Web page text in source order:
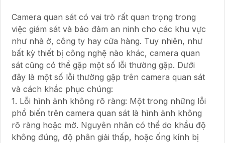
Camera quan sát có vai trò rất quan trọng trong
việc giám sát và bảo đảm an ninh cho các khu vực
như nhà ở, công ty hay cửa hàng. Tuy nhiên, như
bất kỳ thiết bị công nghệ nào khác, camera quan
sát cũng có thể gặp một số lỗi thường gặp. Dưới
đây là một số lỗi thường gặp trên camera quan sát
và cách khắc phục chúng:
1. Lỗi hình ảnh không rõ ràng: Một trong những lỗi
phổ biến trên camera quan sát là hình ảnh không
rõ ràng hoặc mờ. Nguyên nhân có thể do khẩu độ
không đúng, độ phân giải thấp, hoặc ống kính bị